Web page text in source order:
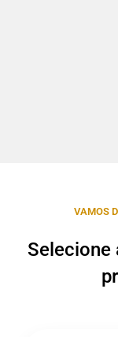
VAMOS
Selecione